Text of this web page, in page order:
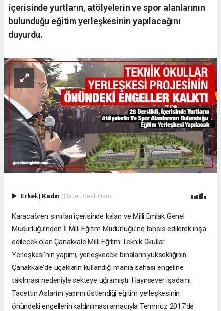
içerisinde yurtların, atölyelerin ve spor alanlarının
bulunduğu eğitim yerleşkesinin yapılacağını
duyurdu.
Erkek| Kadın (Haberi Sesli Oku)
Karacaören sınırları içerisinde kalan ve Milli Emlak Genel
Müdürlüğü’nden İl Milli Eğitim Müdürlüğü’ne tahsis edilerek inşa
edilecek olan Çanakkale Milli Eğitim Teknik Okullar
Yerleşkesi’nin yapımı, yerleşkedeki binaların yüksekliğinin
Çanakkale’de uçakların kullandığı mania sahası engeline
takılması nedeniyle sekteye uğramıştı. Hayırsever işadamı
Tacettin Aslan’ın yapımı üstlendiği eğitim yerleşkesinin
önündeki engellerin kaldırılması amacıyla Temmuz 2017’de